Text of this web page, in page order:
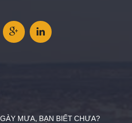
MƯA, BẠN BIẾT CHƯA?